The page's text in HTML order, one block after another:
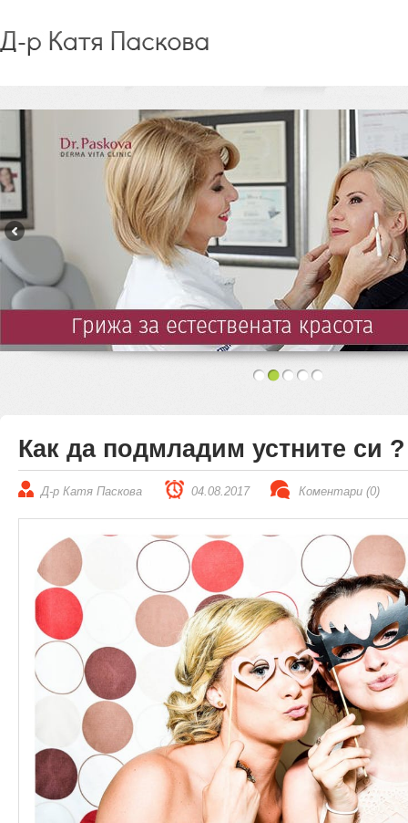
Как да подмладим устните си ?
Д-р Катя Паскова 04.08.2017 Коментари (0)